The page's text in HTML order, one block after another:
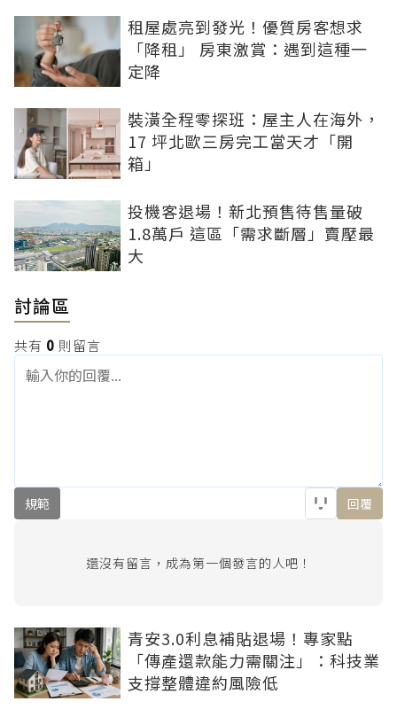
租屋處亮到發光！優質房客想求
「降租」 房東激賞：遇到這種一
定降
裝潢全程零探班：屋主人在海外，
17 坪北歐三房完工當天才「開
箱」
投機客退場！新北預售待售量破
1.8萬戶 這區「需求斷層」賣壓最
大
討論區
共有 0 則留言
規範 回覆
還沒有留言，成為第一個發言的人吧！
青安3.0利息補貼退場！專家點
「傳產還款能力需關注」：科技業
支撐整體違約風險低